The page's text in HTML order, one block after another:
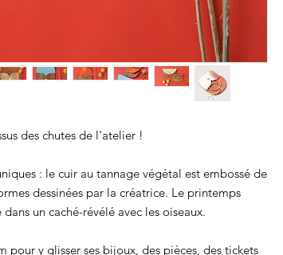
des chutes de l'atelier !
: le cuir au tannage végétal est embossé de
dessinées par la créatrice. Le printemps
un caché-révélé avec les oiseaux.
pour y glisser ses bijoux, des pièces, des tickets